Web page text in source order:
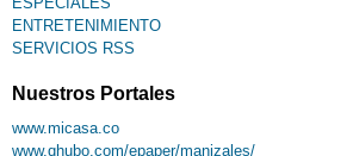
ENTRETENIMIENTO
SERVICIOS RSS
Nuestros Portales
www.micasa.co
www.qhubo.com/epaper/manizales/